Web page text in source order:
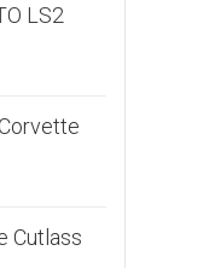
LS2
Cutlass